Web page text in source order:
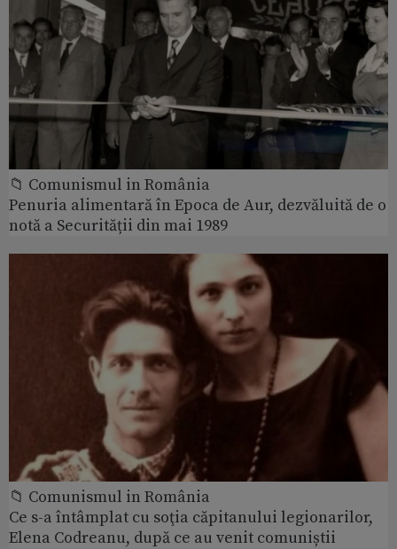
📁 Comunismul in România
Penuria alimentară în Epoca de Aur, dezvăluită de o
notă a Securității din mai 1989
📁 Comunismul in România
Ce s-a întâmplat cu soţia căpitanului legionarilor,
Elena Codreanu, după ce au venit comuniștii